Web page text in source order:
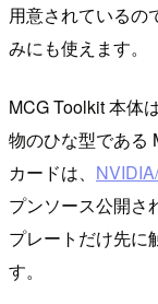
用意されているの
みにも使えます。
MCG Toolkit 本体
物のひな型である
カードは、
プンソース公開さ
プレートだけ先に
す。